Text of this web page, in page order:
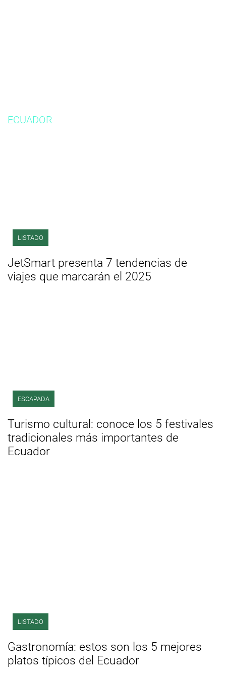
ECUADOR
LISTADO
JetSmart presenta 7 tendencias de
viajes que marcarán el 2025
ESCAPADA
Turismo cultural: conoce los 5 festivales
tradicionales más importantes de
Ecuador
LISTADO
Gastronomía: estos son los 5 mejores
platos típicos del Ecuador